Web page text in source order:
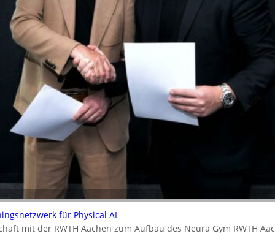
für Physical AI
mit der RWTH Aachen zum Aufbau des Neura Gym RWTH